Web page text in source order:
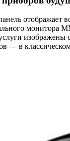
отображает
монитора
изображены
— в